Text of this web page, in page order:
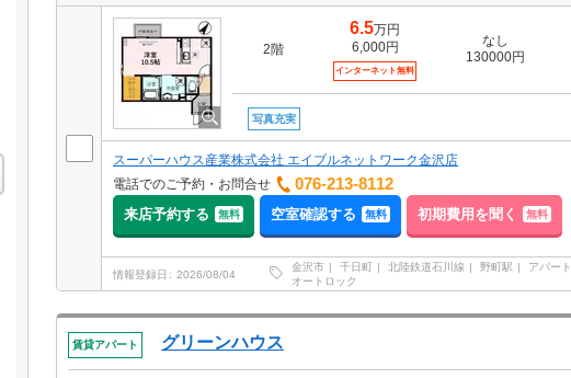
2階
6.5万円
6,000円
インターネット無料
なし
130000円
写真充実
スーパーハウス産業株式会社 エイブルネットワーク金沢店
電話でのご予約・お問合せ
076-213-8112
来店予約する 無料 空室確認する 無料 初期費用を聞く 無料
情報登録日 2026/08/04
金沢市 千日町 北陸鉄道石川線 野町駅 アパート
オートロック
賃貸アパート グリーンハウス